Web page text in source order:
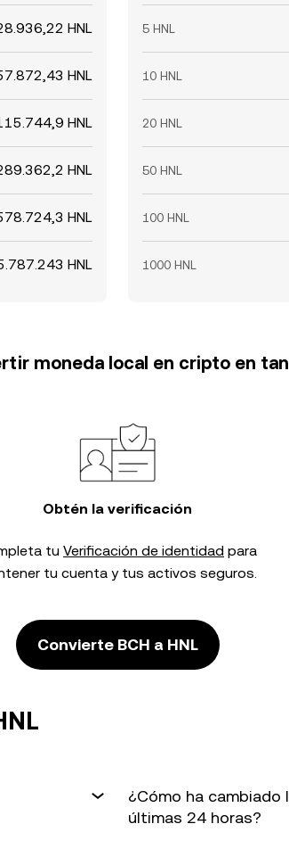
HNL
HNL
HNL
HNL
HNL
HNL
5 HNL
10 HNL
20 HNL
50 HNL
100 HNL
1000 HNL
moneda local en cripto en
Obtén la verificación
tu Verificación de identidad para
tu cuenta y tus activos seguros.
Convierte BCH a HNL
¿Cómo ha cambiado
últimas 24 horas?